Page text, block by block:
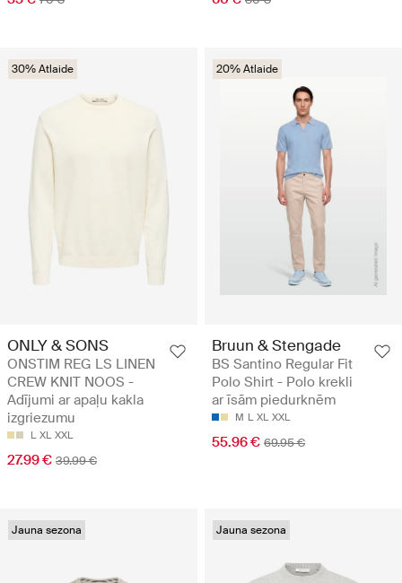
30% Atlaide
ONLY & SONS
ONSTIM REG LS LINEN
CREW KNIT NOOS -
Adījumi ar apaļu kakla
izgriezumu
L XL XXL
27.99 € 39.99 €
20% Atlaide
Bruun & Stengade
BS Santino Regular Fit
Polo Shirt - Polo krekli
ar īsām piedurknēm
M L XL XXL
55.96 € 69.95 €
Jauna sezona Jauna sezona